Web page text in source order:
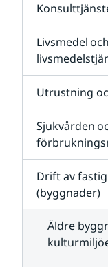
Livsmedel och
Utrustning
Sjukvården
Drift av
(byggnader)
Äldre